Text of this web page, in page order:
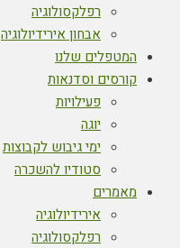
רפלקסולוגיה
אבחון אירידיולוגיה
המטפלים שלנו
קורסים וסדנאות
פעילויות
יוגה
ימי גיבוש לקבוצות
סטודיו להשכרה
מאמרים
אירידיולוגיה
רפלקסולוגיה